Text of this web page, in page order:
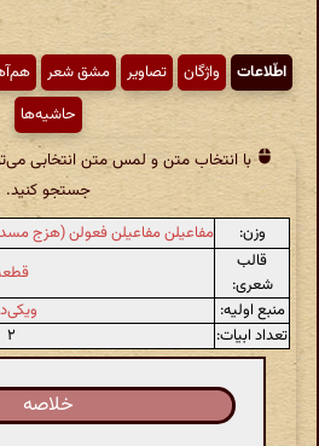
اطّلاعات واژگان تصاویر مشق شعر
حاشیه‌ها
با انتخاب متن و لمس متن انتخابی
جستجو کنید.
وزن:
مفاعیلن مفاعیلن فعولن (هزج
قالب
شعری:
منبع اولیه:
تعداد ابیات:
۲
خلاصه